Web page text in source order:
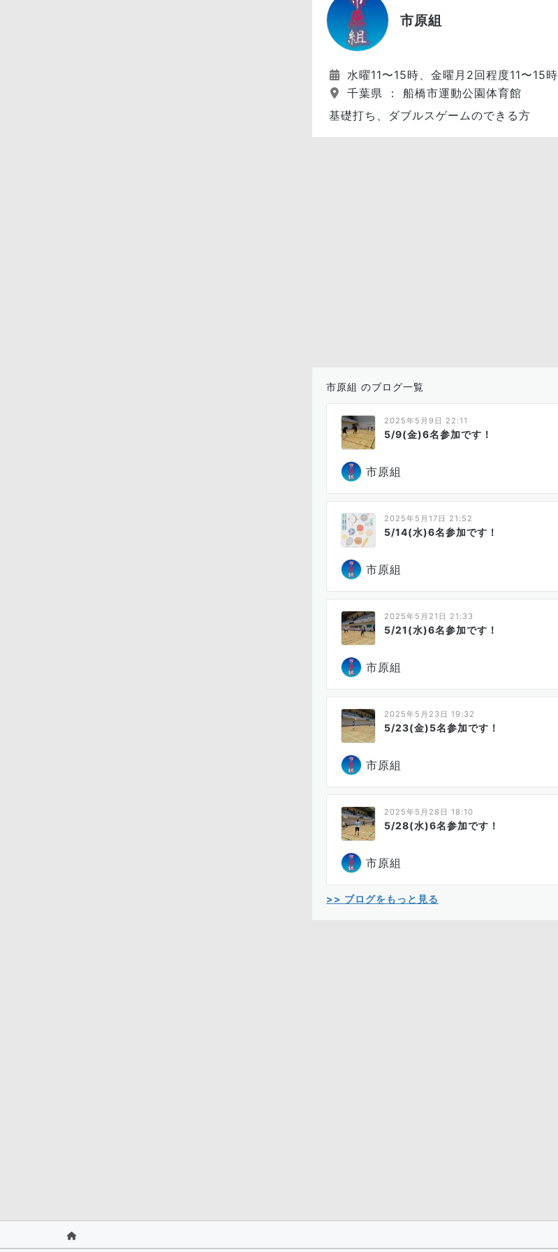
市原組
水曜11〜15時、金曜月2回程度11〜15時
千葉県 ： 船橋市運動公園体育館
基礎打ち、ダブルスゲームのできる方
市原組 のブログ一覧
2025年5月9日 22:11
5/9(金)6名参加です！
市原組
2025年5月17日 21:52
5/14(水)6名参加です！
市原組
2025年5月21日 21:33
5/21(水)6名参加です！
市原組
2025年5月23日 19:32
5/23(金)5名参加です！
市原組
2025年5月28日 18:10
5/28(水)6名参加です！
市原組
>> ブログをもっと見る